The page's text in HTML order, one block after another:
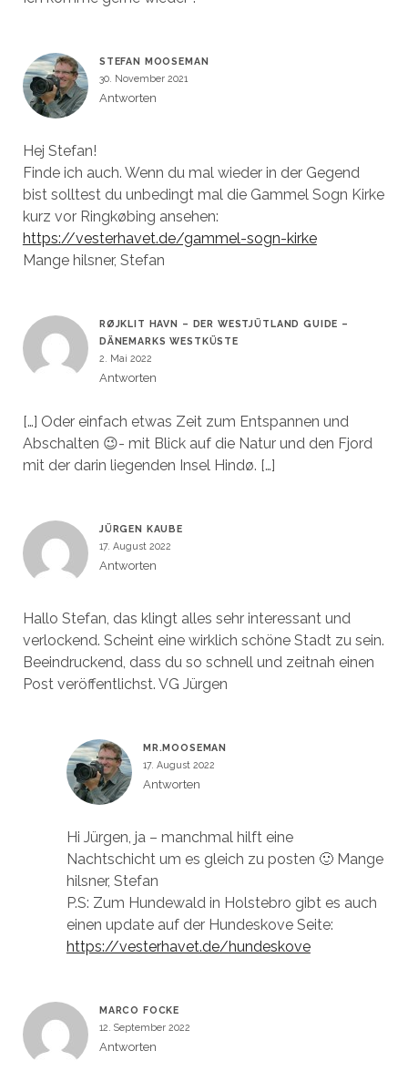
STEFAN MOOSEMAN
30. November 2021
Antworten
Hej Stefan!
Finde ich auch. Wenn du mal wieder in der Gegend
bist solltest du unbedingt mal die Gammel Sogn Kirke
kurz vor Ringkøbing ansehen:
https://vesterhavet.de/gammel-sogn-kirke
Mange hilsner, Stefan
RØJKLIT HAVN – DER WESTJÜTLAND GUIDE –
DÄNEMARKS WESTKÜSTE
2. Mai 2022
Antworten
[…] Oder einfach etwas Zeit zum Entspannen und
Abschalten 😉- mit Blick auf die Natur und den Fjord
mit der darin liegenden Insel Hindø. […]
JÜRGEN KAUBE
17. August 2022
Antworten
Hallo Stefan, das klingt alles sehr interessant und
verlockend. Scheint eine wirklich schöne Stadt zu sein.
Beeindruckend, dass du so schnell und zeitnah einen
Post veröffentlichst. VG Jürgen
MR.MOOSEMAN
17. August 2022
Antworten
Hi Jürgen, ja – manchmal hilft eine
Nachtschicht um es gleich zu posten 🙂 Mange
hilsner, Stefan
P.S: Zum Hundewald in Holstebro gibt es auch
einen update auf der Hundeskove Seite:
https://vesterhavet.de/hundeskove
MARCO FOCKE
12. September 2022
Antworten